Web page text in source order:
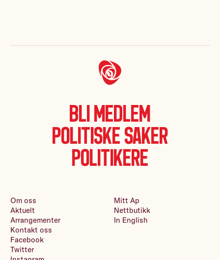
Bli medlem
Politiske saker
Politikere
Om oss
Aktuelt
Arrangementer
Kontakt oss
Mitt Ap
Nettbutikk
In English
Facebook
Twitter